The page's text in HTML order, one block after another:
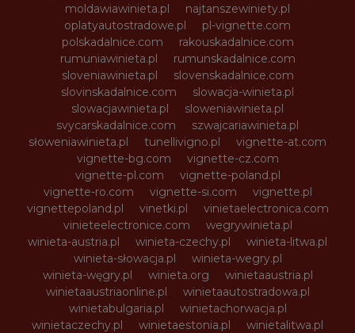
moldawiawinieta.pl
najtanszewiniety.pl
oplatyautostradowe.pl
pl-vignette.com
polskadalnice.com
rakouskadalnice.com
rumuniawinieta.pl
rumunskadalnice.com
sloveniawinieta.pl
slovenskadalnice.com
slovinskadalnice.com
slowacja-winieta.pl
slowacjawinieta.pl
sloweniawinieta.pl
svycarskadalnice.com
szwajcariawinieta.pl
słoweniawinieta.pl
tunellivigno.pl
vignette-at.com
vignette-bg.com
vignette-cz.com
vignette-pl.com
vignette-poland.pl
vignette-ro.com
vignette-si.com
vignette.pl
vignettepoland.pl
vinetki.pl
vinietaelectronica.com
vinieteelectronice.com
wegrywinieta.pl
winieta-austria.pl
winieta-czechy.pl
winieta-litwa.pl
winieta-słowacja.pl
winieta-wegry.pl
winieta-węgry.pl
winieta.org
winietaaustria.pl
winietaaustriaonline.pl
winietaautostradowa.pl
winietabulgaria.pl
winietachorwacja.pl
winietaczechy.pl
winietaestonia.pl
winietalitwa.pl